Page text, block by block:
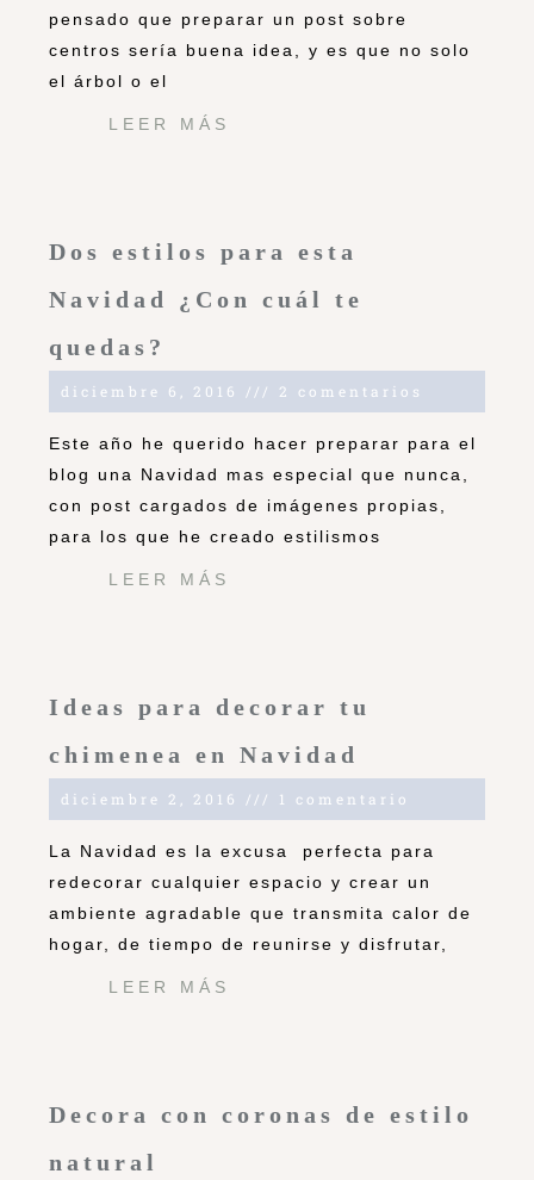
pensado que preparar un post sobre
centros sería buena idea, y es que no solo
el árbol o el
LEER MÁS
Dos estilos para esta
Navidad ¿Con cuál te
quedas?
diciembre 6, 2016 2 comentarios
Este año he querido hacer preparar para el
blog una Navidad mas especial que nunca,
con post cargados de imágenes propias,
para los que he creado estilismos
LEER MÁS
Ideas para decorar tu
chimenea en Navidad
diciembre 2, 2016 1 comentario
La Navidad es la excusa perfecta para
redecorar cualquier espacio y crear un
ambiente agradable que transmita calor de
hogar, de tiempo de reunirse y disfrutar,
LEER MÁS
Decora con coronas de estilo
natural